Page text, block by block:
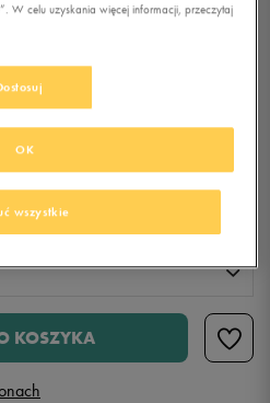
promocją)
KOSZYKA
W celu uzyskania więcej informacji, przeczytaj
wszystkie
OK